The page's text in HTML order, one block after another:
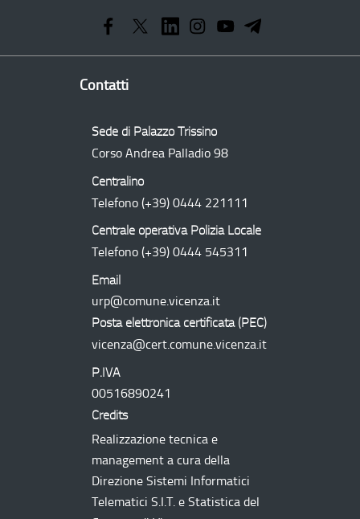
Operativo
Regionale
Contatti
Sede di Palazzo Trissino
Corso Andrea Palladio 98
Centralino
Telefono (+39) 0444 221111
Centrale operativa Polizia Locale
Telefono (+39) 0444 545311
Email
urp@comune.vicenza.it
Posta elettronica certificata (PEC)
vicenza@cert.comune.vicenza.it
P.IVA
00516890241
Credits
Realizzazione tecnica e
management a cura della
Direzione Sistemi Informatici
Telematici S.I.T. e Statistica del